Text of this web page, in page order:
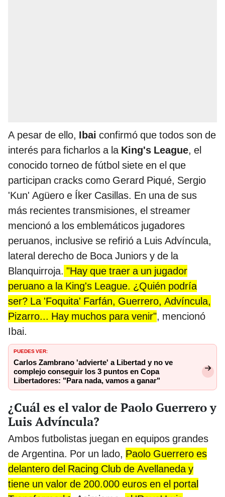
A pesar de ello, Ibai confirmó que todos son de
interés para ficharlos a laKing's League, el
conocido torneo de fútbol siete en el que
participan cracks como Gerard Piqué, Sergio
'Kun' Agüero e Íker Casillas. En una de sus
más recientes transmisiones, el streamer
mencionó a los emblemáticos jugadores
peruanos, inclusive se refirió a Luis Advíncula,
lateral derecho de Boca Juniors y de la
Blanquirroja. "Hay que traer a un jugador
peruano a la King's League. ¿Quién podría
ser? La 'Foquita' Farfán, Guerrero, Advíncula,
Pizarro... Hay muchos para venir", mencionó
Ibai.
PUEDES VER:
Carlos Zambrano 'advierte' a Libertad y no ve
complejo conseguir los 3 puntos en Copa
Libertadores: "Para nada, vamos a ganar"
¿Cuál es el valor de Paolo Guerrero y
Luis Advíncula?
Ambos futbolistas juegan en equipos grandes
de Argentina. Por un lado, Paolo Guerrero es
delantero del Racing Club de Avellaneda y
tiene un valor de 200.000 euros en el portal